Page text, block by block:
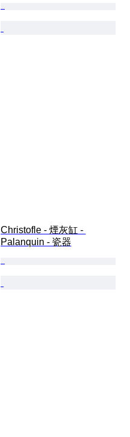
Christofle - 煙灰缸 -
Palanquin - 瓷器